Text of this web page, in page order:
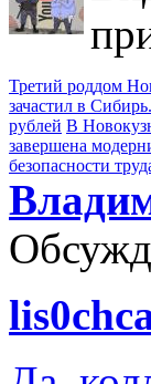
Третий роддом
зачастил в
рублей В
завершена
безопасности